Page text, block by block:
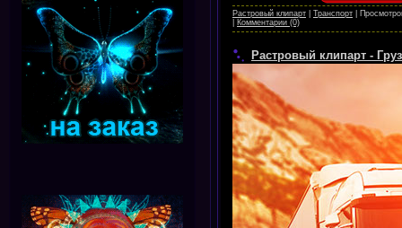
Растровый клипарт Транспорт
Комментарии (0)
Растровый клипарт -